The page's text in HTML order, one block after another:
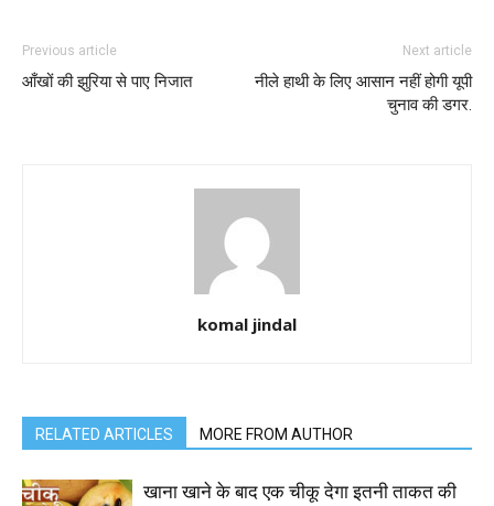
Previous article
आँखों की झुरिया से पाए निजात
Next article
नीले हाथी के लिए आसान नहीं होगी यूपी
चुनाव की डगर.
komal jindal
RELATED ARTICLES MORE FROM AUTHOR
खाना खाने के बाद एक चीकू देगा इतनी ताकत की